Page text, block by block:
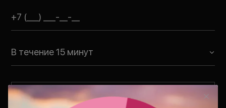
В течение 15 минут
Отправить заявку